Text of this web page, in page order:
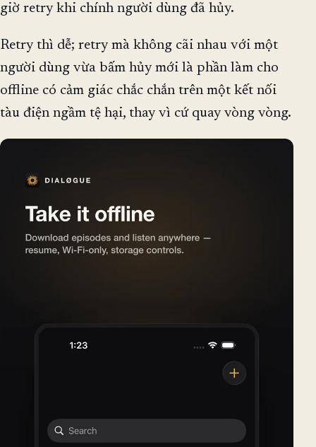
giờ retry khi chính người dùng đã hủy.
Retry thì dễ; retry mà không cãi nhau với một
người dùng vừa bấm hủy mới là phần làm cho
offline có cảm giác chắc chắn trên một kết nối
tàu điện ngầm tệ hại, thay vì cứ quay vòng vòng.